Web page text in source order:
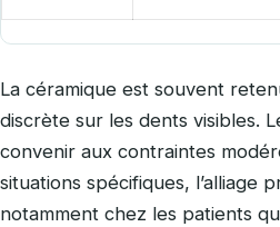
La céramique est souvent
discrète sur les dents visibles.
convenir aux contraintes
situations spécifiques, l’alliage
notamment chez les patients